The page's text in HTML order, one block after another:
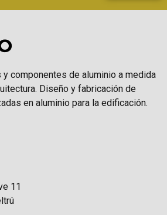
componentes de aluminio a medida
Diseño y fabricación de
en aluminio para la edificación.
11